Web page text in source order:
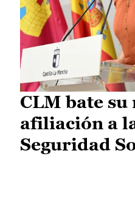
CLM bate
afiliación a
Seguridad